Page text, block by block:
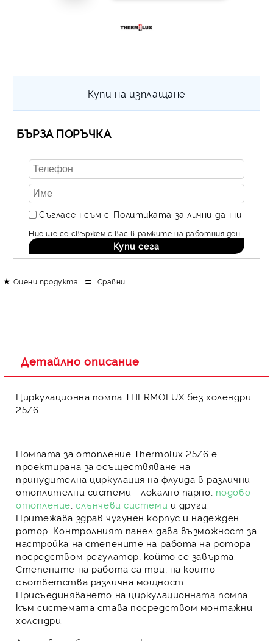
Купи на изплащане
БЪРЗА ПОРЪЧКА
Съгласен съм с Политиката за лични данни
Ние ще се свържем с вас в рамките на работния ден.
Оцени продукта Сравни
Детайлно описание
Циркулационна помпа THERMOLUX без холендри
25/6
Помпата за отопление Thermolux 25/6 е
проектирана за осъществяване на
принудителна циркулация на флуида в различни
отоплителни системи -локално парно подово
отопление ,слънчеви системи и други.
Притежава здрав чугунен корпус и надежден
ротор. Контролният панел дава възможност за
настройка на степените на работа на ротора
посредством регулатор, който се завърта.
Степените на работа са три, на които
съответства различна мощност.
Присъединяването на циркулационната помпа
към системата става посредством монтажни
холендри.